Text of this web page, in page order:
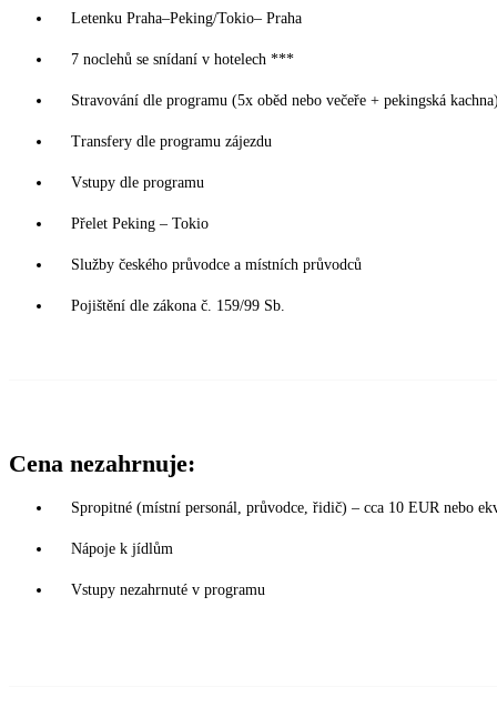
Letenku Praha–Peking/Tokio– Praha
7 noclehů se snídaní v hotelech ***
Stravování dle programu (5x oběd nebo večeře + pekingská
Transfery dle programu zájezdu
Vstupy dle programu
Přelet Peking – Tokio
Služby českého průvodce a místních průvodců
Pojištění dle zákona č. 159/99 Sb.
Cena nezahrnuje:
Spropitné (místní personál, průvodce, řidič) – cca 10 EUR nebo
Nápoje k jídlům
Vstupy nezahrnuté v programu